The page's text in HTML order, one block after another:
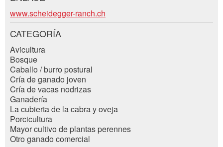
* Entrada obligatoria
ESCRIBIR MENSAJE
Cerrar
Código postal / Ciudad *:
E-mail *:
Teléfono *:
Mensaje:
Contacto
Adresse
www.scheidegger-ranch.ch
CATEGORÍA
Avicultura
Bosque
Caballo / burro postural
Cría de ganado joven
Cría de vacas nodrizas
Ganadería
La cubierta de la cabra y oveja
Porcicultura
Mayor cultivo de plantas perennes
Otro ganado comercial